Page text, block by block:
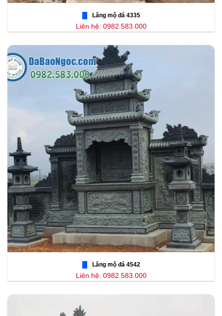
Lăng mộ đá 4335
Liên hệ: 0982.583.000
Lăng mộ đá 4542
Liên hệ: 0982.583.000